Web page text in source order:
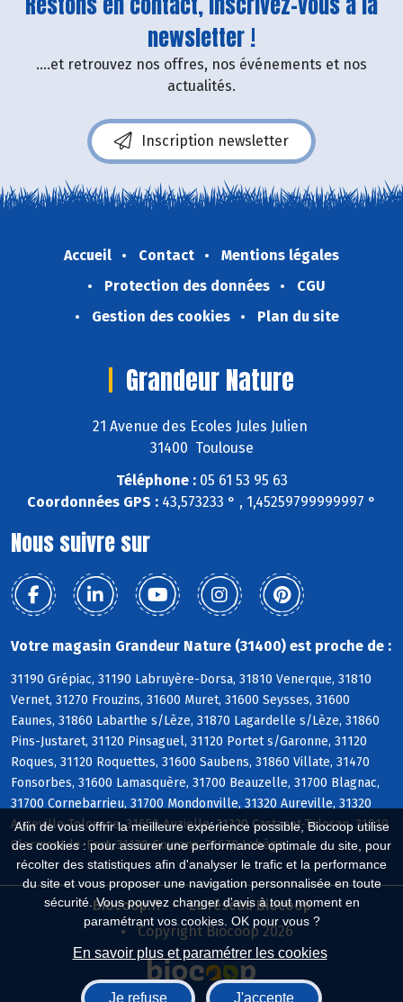
Afin de vous offrir la meilleure expérience possible, Biocoop utilise
des cookies : pour assurer une performance optimale du site, pour
récolter des statistiques afin d'analyser le trafic et la performance
du site et vous proposer une navigation personnalisée en toute
sécurité. Vous pouvez changer d'avis à tout moment en
paramétrant vos cookies. OK pour vous ?
En savoir plus et paramétrer les cookies
Je refuse J'accepte
newsletter !
....et retrouvez nos offres, nos événements et nos
actualités.
Inscription newsletter
Accueil Contact
Mentions légales
Protection des données
CGU
Gestion des cookies
Plan du site
Grandeur Nature
21 Avenue des Ecoles Jules Julien
31400 Toulouse
Téléphone :05 61 53 95 63
Coordonnées GPS : 43,573233 ° , 1,45259799999997 °
Nous suivre sur
Votre magasin Grandeur Nature (31400) est proche de :
31190 Grépiac, 31190 Labruyère-Dorsa, 31810 Venerque, 31810
Vernet, 31270 Frouzins, 31600 Muret, 31600 Seysses, 31600
Eaunes, 31860 Labarthe s/Lèze, 31870 Lagardelle s/Lèze, 31860
Pins-Justaret, 31120 Pinsaguel, 31120 Portet s/Garonne, 31120
Roques, 31120 Roquettes, 31600 Saubens, 31860 Villate, 31470
Fonsorbes, 31600 Lamasquère, 31700 Beauzelle, 31700 Blagnac,
31700 Cornebarrieu, 31700 Mondonville, 31320 Aureville, 31320
Auzeville-Tolosane, 31650 Auzielle, 31320 Castanet-Tolosan, 31810
Clermont-le-Fort, 31120 Goyrans, 31670 Labège
Biocoop.fr
Le réseau Biocoop
Copyright Biocoop 2026